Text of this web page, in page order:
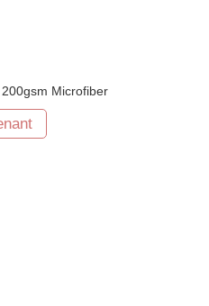
Microfiber